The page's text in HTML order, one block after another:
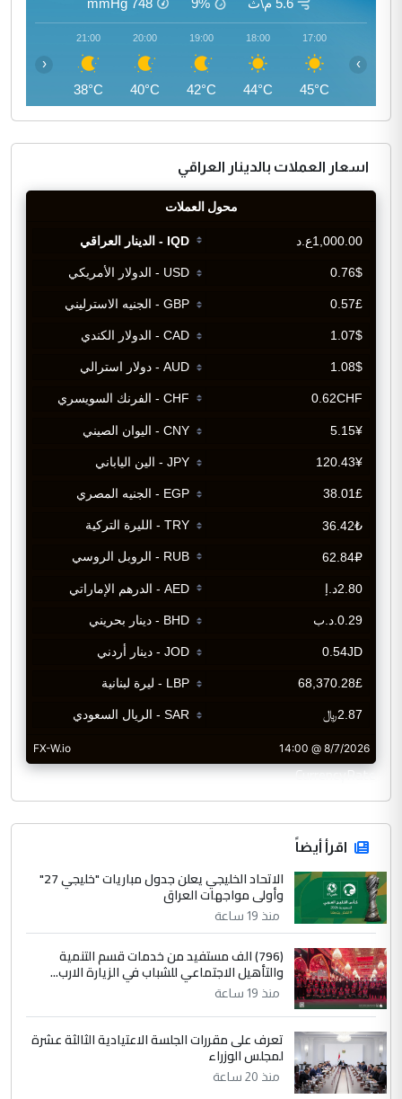
5.6 م\ث 9%
748
mmHg
17:00
45°C
18:00
44°C
19:00
42°C
20:00
40°C
21:00
38°C
‹ ›
اسعار العملات بالدينار العراقي
CurrencyRate
اقرأ أيضاً
الاتحاد الخليجي يعلن جدول مباريات "خليجي 27"
وأولى مواجهات العراق
منذ 19 ساعة
(796) الف مستفيد من خدمات قسم التنمية
والتأهيل الاجتماعي للشباب في الزيارة الارب...
منذ 19 ساعة
تعرف على مقررات الجلسة الاعتيادية الثالثة عشرة
لمجلس الوزراء
منذ 20 ساعة